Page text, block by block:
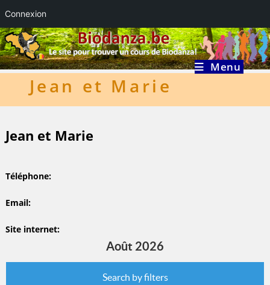
Connexion
Skip
to
content
Menu
Jean et Marie
Jean et Marie
Téléphone
Email
Site internet
Août 2026
Search by filters